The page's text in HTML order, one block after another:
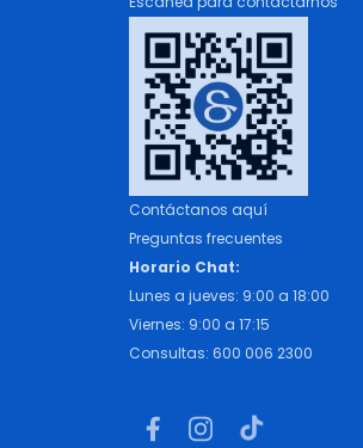
Contáctanos aquí
Preguntas frecuentes
Horario Chat:
Lunes a jueves: 9:00 a 18:00
Viernes: 9:00 a 17:15
Consultas: 600 006 2300